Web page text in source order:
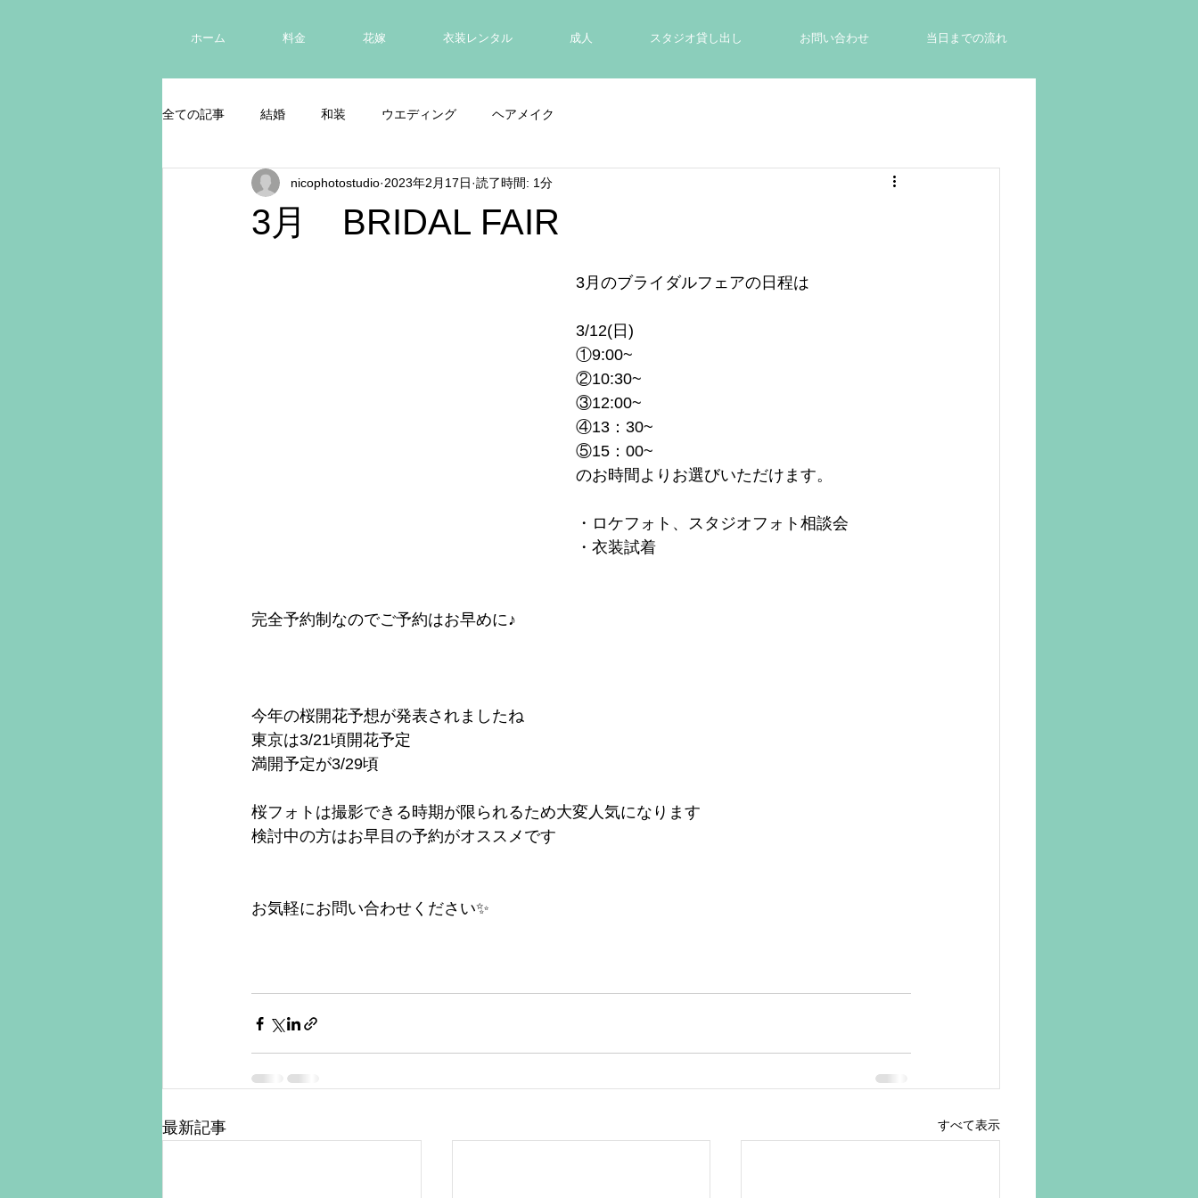
ホーム 料金 花嫁 衣装レンタル 成人 スタジオ貸し出し お問い合わせ 当日までの流れ
全ての記事 結婚 和装 ウエディング ヘアメイク
3月 BRIDAL FAIR
nicophotostudio 2023年2月17日 読了時間: 1分
3月のブライダルフェアの日程は
3/12(日)
①9:00~
②10:30~
③12:00~
④13：30~
⑤15：00~
のお時間よりお選びいただけます。
・ロケフォト、スタジオフォト相談会
・衣装試着
完全予約制なのでご予約はお早めに♪
今年の桜開花予想が発表されましたね
東京は3/21頃開花予定
満開予定が3/29頃
桜フォトは撮影できる時期が限られるため大変人気になります
検討中の方はお早目の予約がオススメです
お気軽にお問い合わせください✨
最新記事 すべて表示